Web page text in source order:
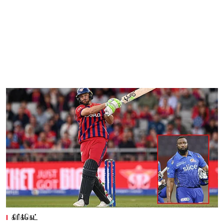
கிரிக்கெட்